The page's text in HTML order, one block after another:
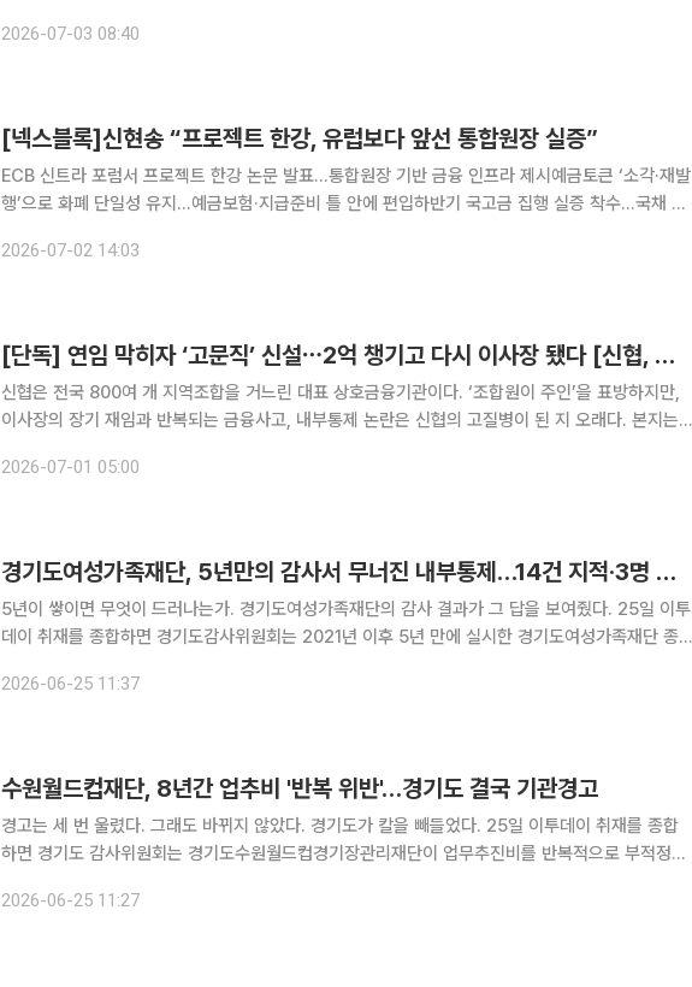
일부터 16일까지 한국소리문화의전당과 전북 일원에서 열릴 예정이다.
2026-07-03 08:40
[넥스블록]신현송 “프로젝트 한강, 유럽보다 앞선 통합원장 실증”
ECB 신트라 포럼서 프로젝트 한강 논문 발표…통합원장 기반 금융 인프라 제시예금토큰 ‘소각·재발
행’으로 화폐 단일성 유지…예금보험·지급준비 틀 안에 편입하반기 국고금 집행 실증 착수…국채 토
한국의 디지털화폐 실험인 ‘프로젝트 한강’을 통합원장 기반 금융
2026-07-02 14:03
[단독] 연임 막히자 ‘고문직’ 신설⋯2억 챙기고 다시 이사장 됐다 [신협, 그들만의 왕국 ①]
신협은 전국 800여 개 지역조합을 거느린 대표 상호금융기관이다. ‘조합원이 주인’을 표방하지만,
이사장의 장기 재임과 반복되는 금융사고, 내부통제 논란은 신협의 고질병이 된 지 오래다. 본지는
층 취재했다. 고문제도·상임임원 운영 실태를 시작으로 ‘그들만의 왕
2026-07-01 05:00
경기도여성가족재단, 5년만의 감사서 무너진 내부통제…14건 지적·3명 처분
5년이 쌓이면 무엇이 드러나는가. 경기도여성가족재단의 감사 결과가 그 답을 보여줬다. 25일 이투
데이 취재를 종합하면 경기도감사위원회는 2021년 이후 5년 만에 실시한 경기도여성가족재단 종
2026-06-25 11:37
수원월드컵재단, 8년간 업추비 '반복 위반'…경기도 결국 기관경고
경고는 세 번 울렸다. 그래도 바뀌지 않았다. 경기도가 칼을 빼들었다. 25일 이투데이 취재를 종합
하면 경기도 감사위원회는 경기도수원월드컵경기장관리재단이 업무추진비를 반복적으로 부적정하
감사 범위는 2021년 1월부터 2025년 12월까지다. 감사 결과 재
2026-06-25 11:27